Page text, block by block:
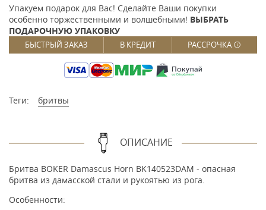
Упакуем подарок для Вас! Сделайте Ваши покупки
особенно торжественными и волшебными! ВЫБРАТЬ
ПОДАРОЧНУЮ УПАКОВКУ
БЫСТРЫЙ ЗАКАЗ В КРЕДИТ РАССРОЧКА
Теги: бритвы
ОПИСАНИЕ
Бритва BOKER Damascus Horn BK140523DAM - опасная
бритва из дамасской стали и рукоятью из рога.
Особенности: